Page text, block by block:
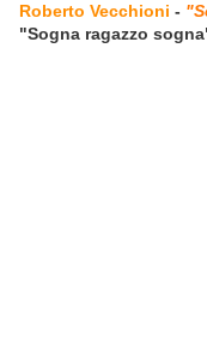
Roberto Vecchioni -
"Sogna ragazzo